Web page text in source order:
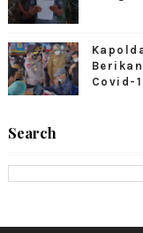
Covid-
Search